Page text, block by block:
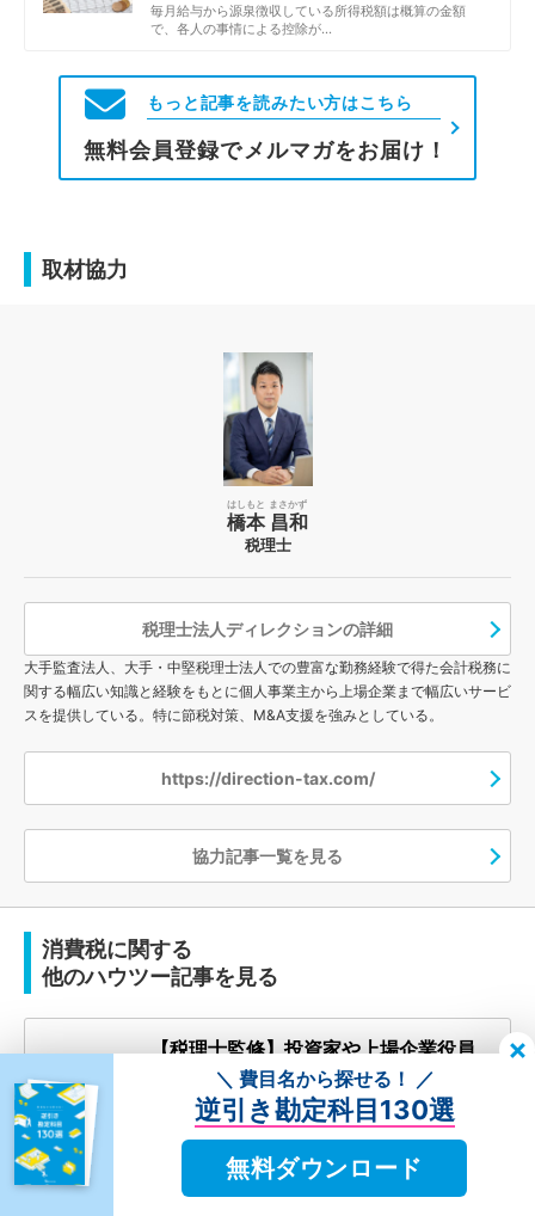
毎月給与から源泉徴収している所得税額は概算の金額
で、各人の事情による控除が…
もっと記事を読みたい方はこちら
無料会員登録でメルマガをお届け！
取材協力
橋本 昌和
はしもと まさかず
税理士
税理士法人ディレクションの詳細
大手監査法人、大手・中堅税理士法人での豊富な勤務経験で得た会計税務に
関する幅広い知識と経験をもとに個人事業主から上場企業まで幅広いサービ
スを提供している。特に節税対策、M&A支援を強みとしている。
https://direction-tax.com/
協力記事一覧を見る
消費税に関する
他のハウツー記事を見る
【税理士監修】投資家や上場企業役員
にこそ知ってほしい、証券担保ローン
の活用方法と節税メリット [PR]
2024年03月11日
＼ 費目名から探せる！ ／
逆引き勘定科目130選
無料ダウンロード